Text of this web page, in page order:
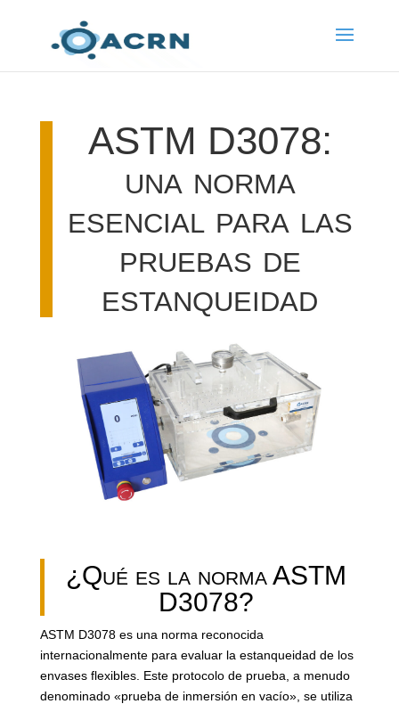
ASTM D3078:
una norma
esencial para las
pruebas de
estanqueidad
¿Qué es la norma ASTM
D3078?
ASTM D3078 es una norma reconocida
internacionalmente para evaluar la estanqueidad de los
envases flexibles. Este protocolo de prueba, a menudo
denominado «prueba de inmersión en vacío», se utiliza